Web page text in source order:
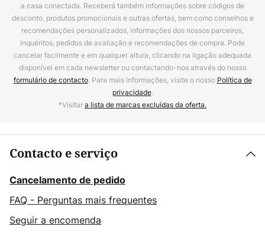
a casa conectada. Receberá também informações sobre códigos de
desconto, produtos promocionais e outras ofertas, bem como conselhos e
recomendações personalizados, informações dos nossos parceiros,
inquéritos, pedidos de avaliação e recomendações de compra. Pode
cancelar facilmente e em qualquer altura, clicando na ligação adequada
disponível em cada newsletter ou contactando-nos através do nosso
formulário de contacto. Para mais informações, visite o nosso Política de
privacidade.
*Visitara lista de marcas excluídas da oferta.
Contacto e serviço
Cancelamento de pedido
FAQ - Perguntas mais frequentes
Seguir a encomenda